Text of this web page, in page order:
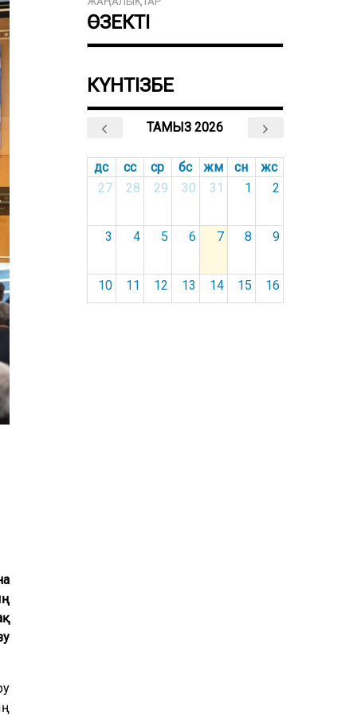
ӨЗЕКТІ
КҮНТІЗБЕ
ТАМЫЗ 2026
дс сс ср бс жм сн
жс
27
28 29 30 31 1 2
3 4 5 6 7 8 9
10 11 12 13 14 15 16